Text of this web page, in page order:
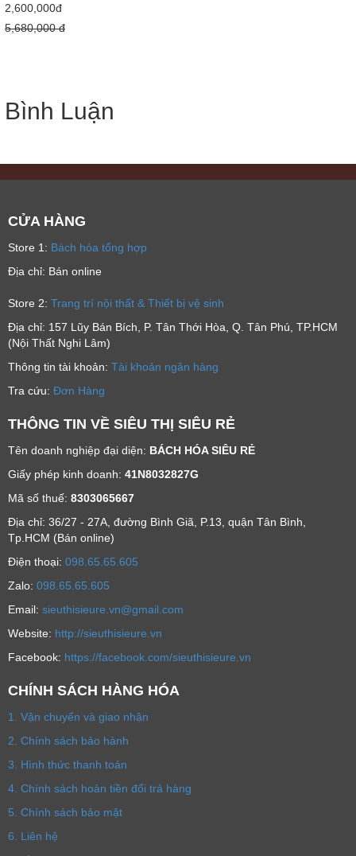
2,600,000đ
5,680,000 đ
Bình Luận
CỬA HÀNG
Store 1: Bách hóa tổng hợp
Địa chỉ: Bán online
Store 2: Trang trí nội thất & Thiết bị vệ sinh
Địa chỉ: 157 Lũy Bán Bích, P. Tân Thới Hòa, Q. Tân Phú, TP.HCM
(Nội Thất Nghi Lâm)
Thông tin tài khoản: Tài khoản ngân hàng
Tra cứu: Đơn Hàng
THÔNG TIN VỀ SIÊU THỊ SIÊU RẺ
Tên doanh nghiệp đại diện: BÁCH HÓA SIÊU RẺ
Giấy phép kinh doanh: 41N8032827G
Mã số thuế: 8303065667
Địa chỉ: 36/27 - 27A, đường Bình Giã, P.13, quận Tân Bình,
Tp.HCM (Bán online)
Ðiện thoại: 098.65.65.605
Zalo: 098.65.65.605
Email: sieuthisieure.vn@gmail.com
Website: http://sieuthisieure.vn
Facebook: https://facebook.com/sieuthisieure.vn
CHÍNH SÁCH HÀNG HÓA
1. Vận chuyển và giao nhận
2. Chính sách bảo hành
3. Hình thức thanh toán
4. Chính sách hoàn tiền đổi trả hàng
5. Chính sách bảo mật
6. Liên hệ